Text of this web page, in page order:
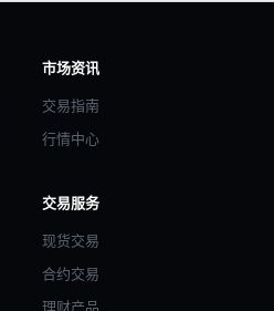
市场资讯
交易指南
行情中心
交易服务
现货交易
合约交易
理财产品